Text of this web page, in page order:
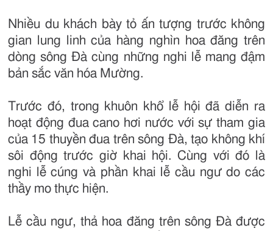
Nhiều du khách bày tỏ ấn tượng trước không
gian lung linh của hàng nghìn hoa đăng trên
dòng sông Đà cùng những nghi lễ mang đậm
bản sắc văn hóa Mường.
Trước đó, trong khuôn khổ lễ hội đã diễn ra
hoạt động đua cano hơi nước với sự tham gia
của 15 thuyền đua trên sông Đà, tạo không khí
sôi động trước giờ khai hội. Cùng với đó là
nghi lễ cúng và phần khai lễ cầu ngư do các
thầy mo thực hiện.
Lễ cầu ngư, thả hoa đăng trên sông Đà được